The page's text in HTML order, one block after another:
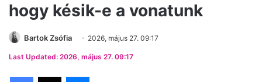
hogy késik-e a vonatunk
Bartok Zsófia 2026, május 27. 09:17
Last Updated: 2026, május 27. 09:17
Facebook
X Messenger